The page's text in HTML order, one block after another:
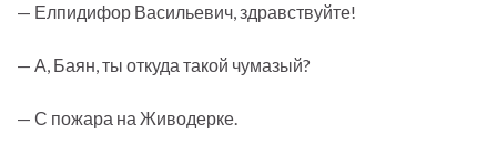
— Елпидифор Васильевич, здравствуйте!
— А, Баян, ты откуда такой чумазый?
— С пожара на Живодерке.